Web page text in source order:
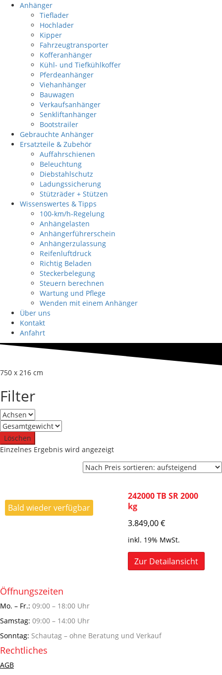
Anhänger
Tieflader
Hochlader
Kipper
Fahrzeugtransporter
Kofferanhänger
Kühl- und Tiefkühlkoffer
Pferdeanhänger
Viehanhänger
Bauwagen
Verkaufsanhänger
Senkliftanhänger
Bootstrailer
Gebrauchte Anhänger
Ersatzteile & Zubehör
Auffahrschienen
Beleuchtung
Diebstahlschutz
Ladungssicherung
Stützräder + Stützen
Wissenswertes & Tipps
100-km/h-Regelung
Anhängelasten
Anhängerführerschein
Anhängerzulassung
Reifenluftdruck
Richtig Beladen
Steckerbelegung
Steuern berechnen
Wartung und Pflege
Wenden mit einem Anhänger
Über uns
Kontakt
Anfahrt
750 x 216 cm
Filter
Löschen
Einzelnes Ergebnis wird angezeigt
Bald wieder verfügbar
242000 TB SR 2000
kg
3.849,00€
inkl. 19% MwSt.
Zur Detailansicht
Öffnungszeiten
Mo. – Fr.: 09:00 – 18:00 Uhr
Samstag: 09:00 – 14:00 Uhr
Sonntag: Schautag – ohne Beratung und Verkauf
Rechtliches
AGB